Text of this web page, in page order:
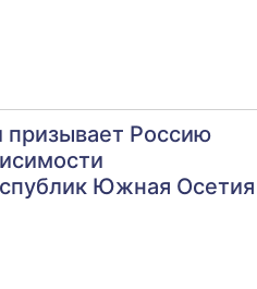
Россию
Южная Осетия